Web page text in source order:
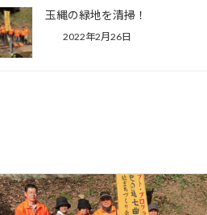
玉縄の緑地を清掃！
2022年2月26日